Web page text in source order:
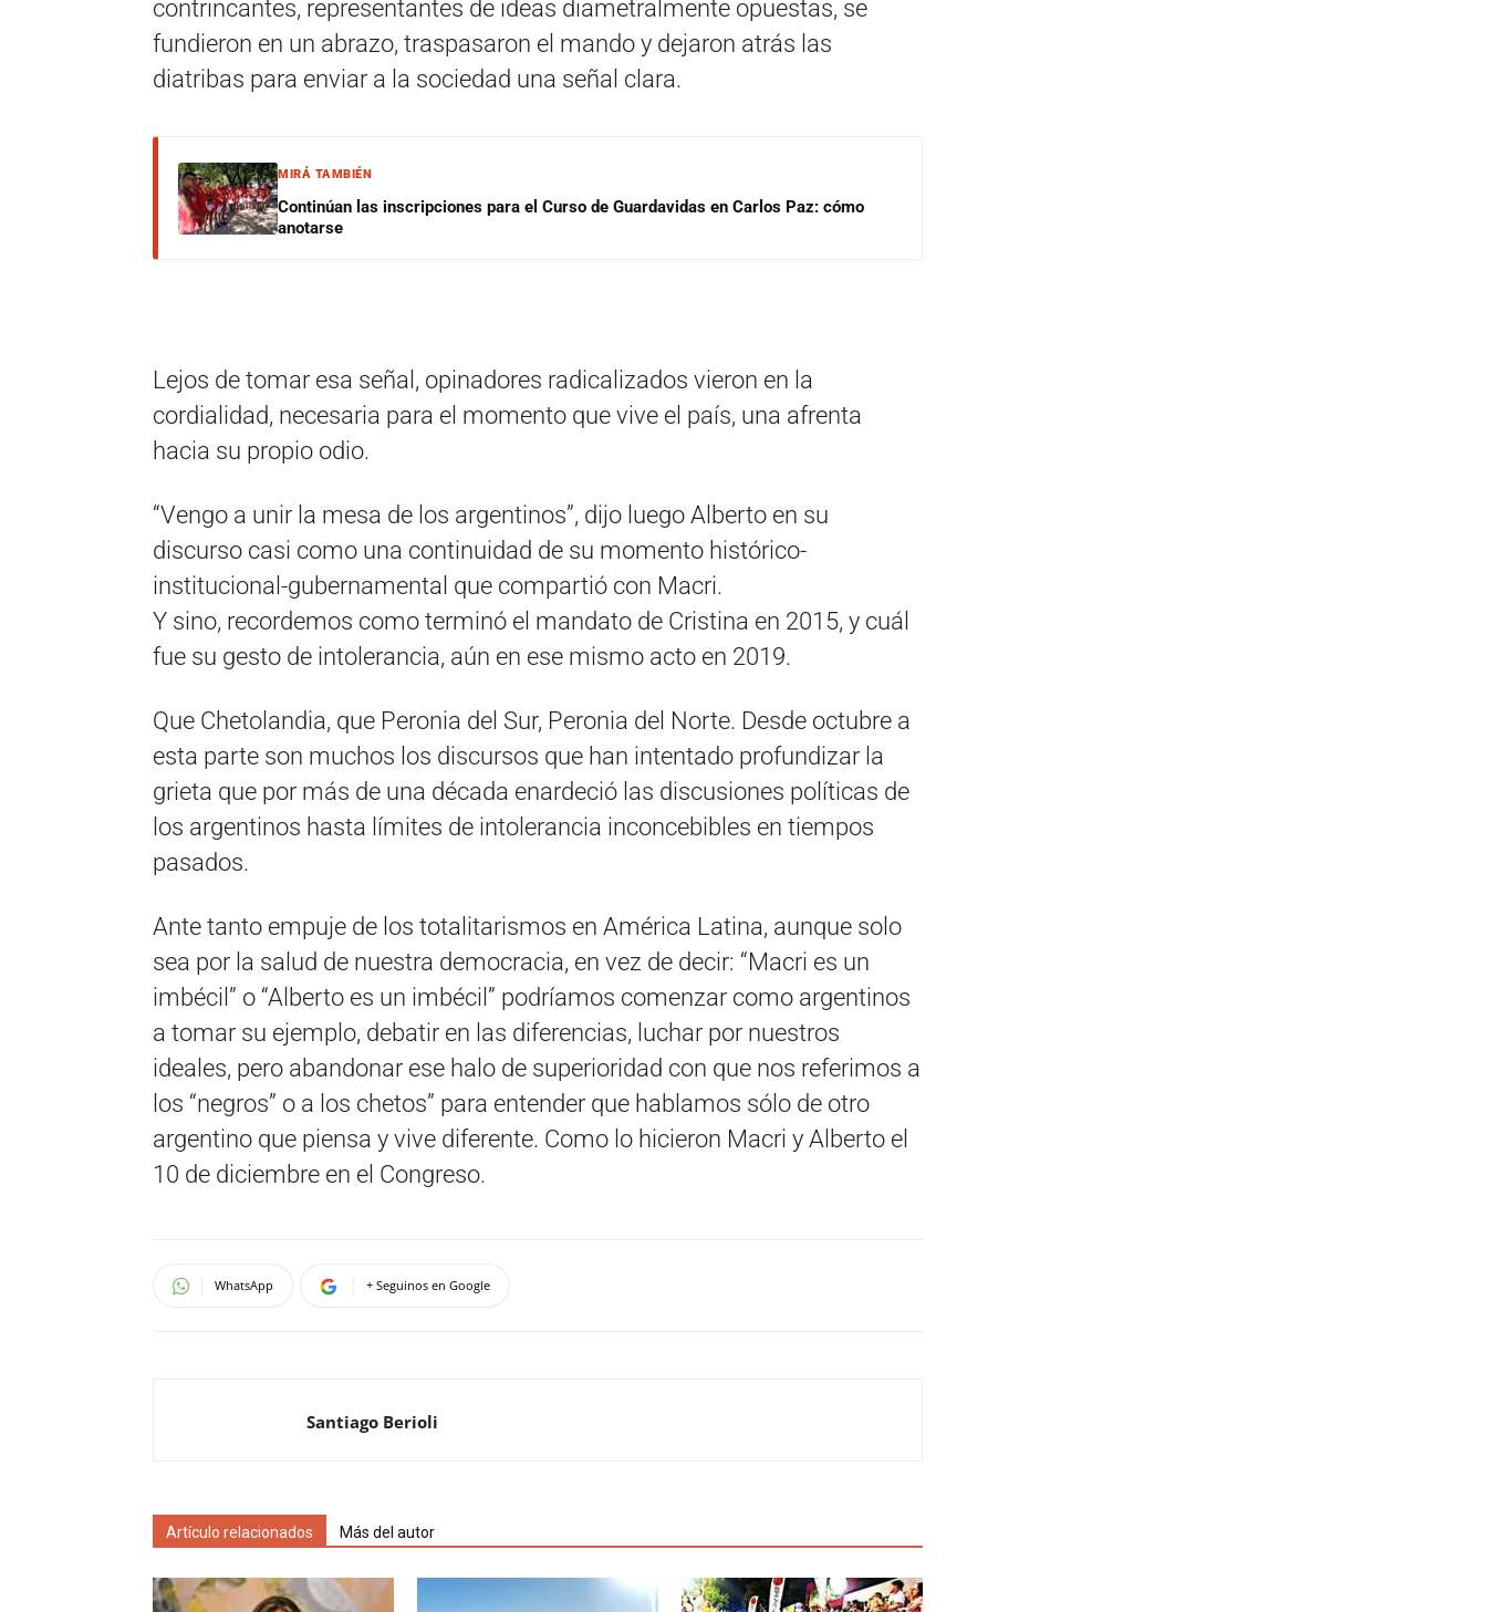
contrincantes, representantes de ideas diametralmente opuestas, se
fundieron en un abrazo, traspasaron el mando y dejaron atrás las
diatribas para enviar a la sociedad una señal clara.
MIRÁ TAMBIÉN
Continúan las inscripciones para el Curso de Guardavidas en Carlos Paz: cómo
anotarse
Lejos de tomar esa señal, opinadores radicalizados vieron en la
cordialidad, necesaria para el momento que vive el país, una afrenta
hacia su propio odio.
“Vengo a unir la mesa de los argentinos”, dijo luego Alberto en su
discurso casi como una continuidad de su momento histórico-
institucional-gubernamental que compartió con Macri.
Y sino, recordemos como terminó el mandato de Cristina en 2015, y cuál
fue su gesto de intolerancia, aún en ese mismo acto en 2019.
Que Chetolandia, que Peronia del Sur, Peronia del Norte. Desde octubre a
esta parte son muchos los discursos que han intentado profundizar la
grieta que por más de una década enardeció las discusiones políticas de
los argentinos hasta límites de intolerancia inconcebibles en tiempos
pasados.
Ante tanto empuje de los totalitarismos en América Latina, aunque solo
sea por la salud de nuestra democracia, en vez de decir: “Macri es un
imbécil” o “Alberto es un imbécil” podríamos comenzar como argentinos
a tomar su ejemplo, debatir en las diferencias, luchar por nuestros
ideales, pero abandonar ese halo de superioridad con que nos referimos a
los “negros” o a los chetos” para entender que hablamos sólo de otro
argentino que piensa y vive diferente. Como lo hicieron Macri y Alberto el
10 de diciembre en el Congreso.
WhatsApp + Seguinos en Google
Santiago Berioli
Artículo relacionados Más del autor